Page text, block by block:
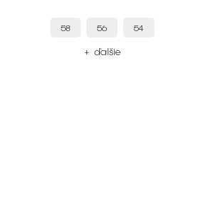
58 56 54
+ ďalšie